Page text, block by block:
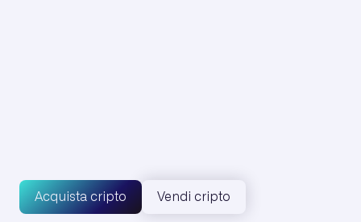
Acquista cripto Vendi cripto